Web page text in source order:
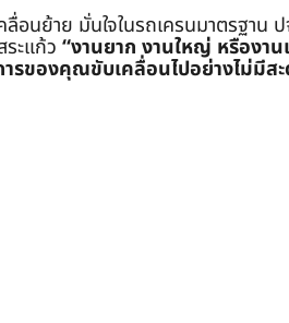
ลื่อนย้าย มั่นใจในรถเครนมาตรฐ
ะแก้ว “งานยาก งานใหญ่ หรืองาน
รของคุณขับเคลื่อนไปอย่างไม่มีส